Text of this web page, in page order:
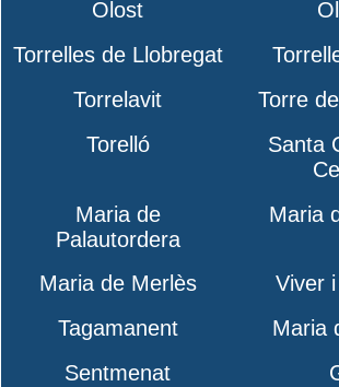
Olost
Torrelles de Llobregat
Torrelavit
Torre
Torelló
Santa
Maria de
Palautordera
Maria
Maria de Merlès
Viver
Tagamanent
Maria
Sentmenat